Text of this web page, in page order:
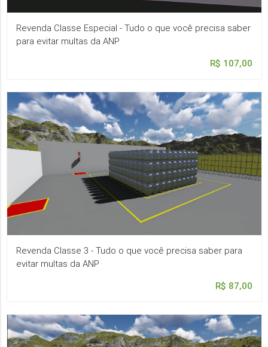
Revenda Classe Especial - Tudo o que você precisa saber
para evitar multas da ANP
R$ 107,00
Revenda Classe 3 - Tudo o que você precisa saber para
evitar multas da ANP
R$ 87,00